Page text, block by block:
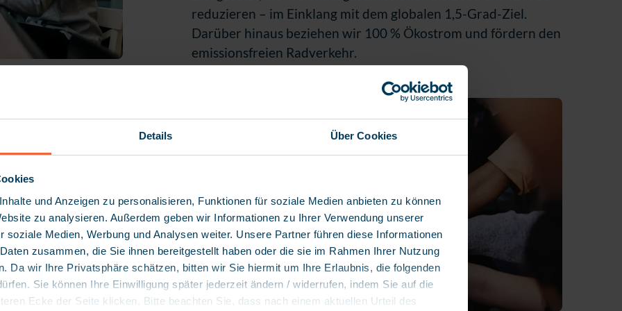
Details Über Cookies
und Anzeigen zu personalisieren, Funktionen für soziale Medien anbieten zu können
zu analysieren. Außerdem geben wir Informationen zu Ihrer Verwendung unserer
soziale Medien, Werbung und Analysen weiter. Unsere Partner führen diese Informationen
zusammen, die Sie ihnen bereitgestellt haben oder die sie im Rahmen Ihrer Nutzung
Da wir Ihre Privatsphäre schätzen, bitten wir Sie hiermit um Ihre Erlaubnis, die folgenden
Sie können Ihre Einwilligung später jederzeit ändern / widerrufen, indem Sie auf die
Ecke der Seite klicken. Bitte beachten Sie, dass nach einem aktuellen Urteil des
reduzieren – im Einklang mit dem globalen 1,5-Grad-Ziel.
Darüber hinaus beziehen wir 100 % Ökostrom und fördern den
emissionsfreien Radverkehr.
und langfristig zu
– gegenüber der
Kunden,
Group
zu erzielen.
Software
und die
für ein Umfeld,